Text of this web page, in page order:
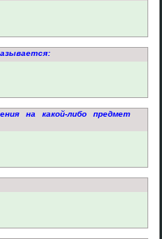
на какой-либо предмет